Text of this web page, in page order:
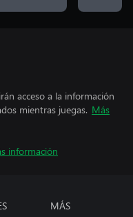
acceso a la información
mientras juegas. Más
información
MÁS